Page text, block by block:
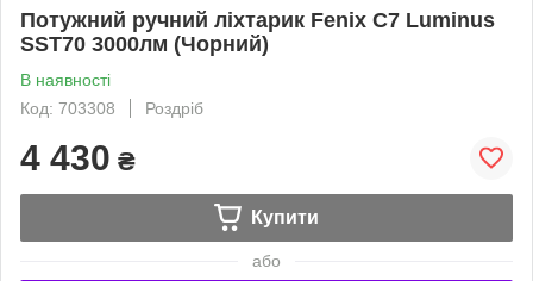
Потужний ручний ліхтарик Fenix C7 Luminus
SST70 3000лм (Чорний)
В наявності
Код: 703308
Роздріб
4 430 ₴
Купити
або